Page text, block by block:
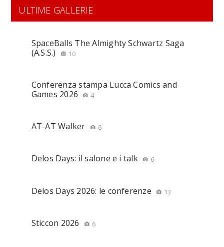
ULTIME GALLERIE
SpaceBalls The Almighty Schwartz Saga
(A.S.S.)
10
Conferenza stampa Lucca Comics and
Games 2026
4
AT-AT Walker 6
Delos Days: il salone e i talk 6
Delos Days 2026: le conferenze 13
Sticcon 2026 6